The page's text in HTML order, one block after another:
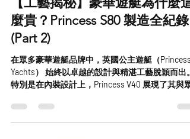
公主 遊艇
2025年4月9日
【工藝揭秘】豪華遊艇為什麼這
麼貴？Princess S80 製造全紀錄
(Part 2)
在眾多豪華遊艇品牌中，英國公主遊艇（Princess